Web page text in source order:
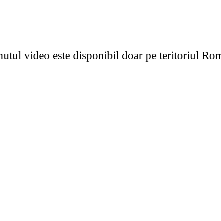
video este disponibil doar pe teritoriul